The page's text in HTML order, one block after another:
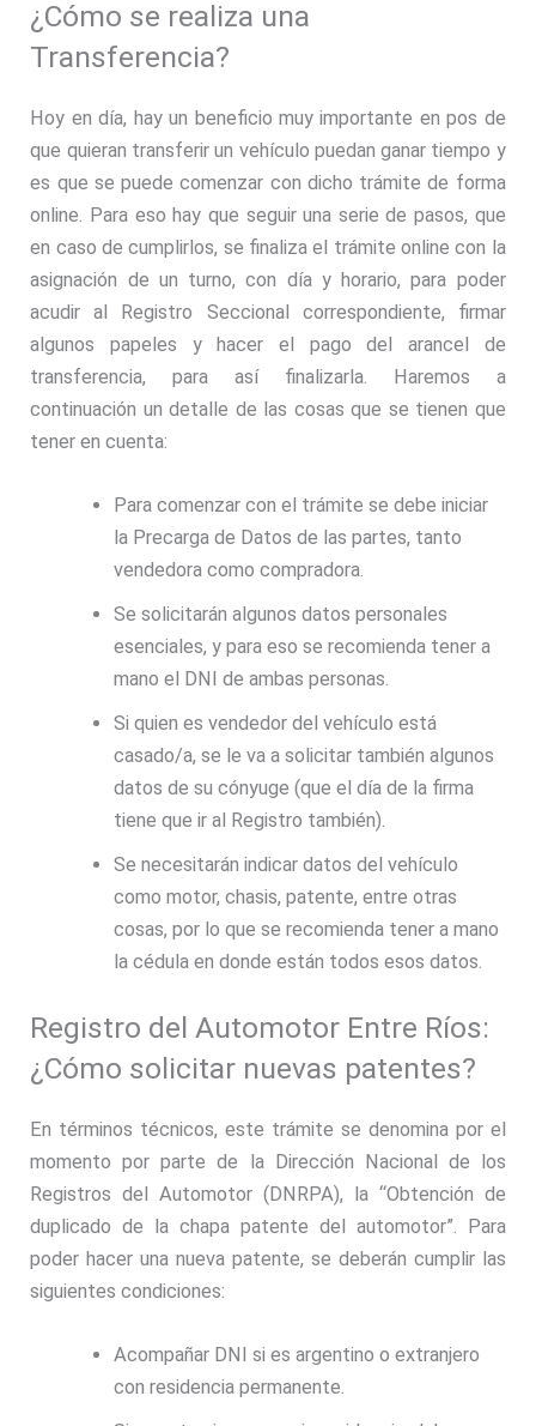
¿Cómo se realiza una
Transferencia?
Hoy en día, hay un beneficio muy importante en pos de
que quieran transferir un vehículo puedan ganar tiempo y
es que se puede comenzar con dicho trámite de forma
online. Para eso hay que seguir una serie de pasos, que
en caso de cumplirlos, se finaliza el trámite online con la
asignación de un turno, con día y horario, para poder
acudir al Registro Seccional correspondiente, firmar
algunos papeles y hacer el pago del arancel de
transferencia, para así finalizarla. Haremos a
continuación un detalle de las cosas que se tienen que
tener en cuenta:
Para comenzar con el trámite se debe iniciar
la Precarga de Datos de las partes, tanto
vendedora como compradora.
Se solicitarán algunos datos personales
esenciales, y para eso se recomienda tener a
mano el DNI de ambas personas.
Si quien es vendedor del vehículo está
casado/a, se le va a solicitar también algunos
datos de su cónyuge (que el día de la firma
tiene que ir al Registro también).
Se necesitarán indicar datos del vehículo
como motor, chasis, patente, entre otras
cosas, por lo que se recomienda tener a mano
la cédula en donde están todos esos datos.
Registro del Automotor Entre Ríos:
¿Cómo solicitar nuevas patentes?
En términos técnicos, este trámite se denomina por el
momento por parte de la Dirección Nacional de los
Registros del Automotor (DNRPA), la “Obtención de
duplicado de la chapa patente del automotor”. Para
poder hacer una nueva patente, se deberán cumplir las
siguientes condiciones:
Acompañar DNI si es argentino o extranjero
con residencia permanente.